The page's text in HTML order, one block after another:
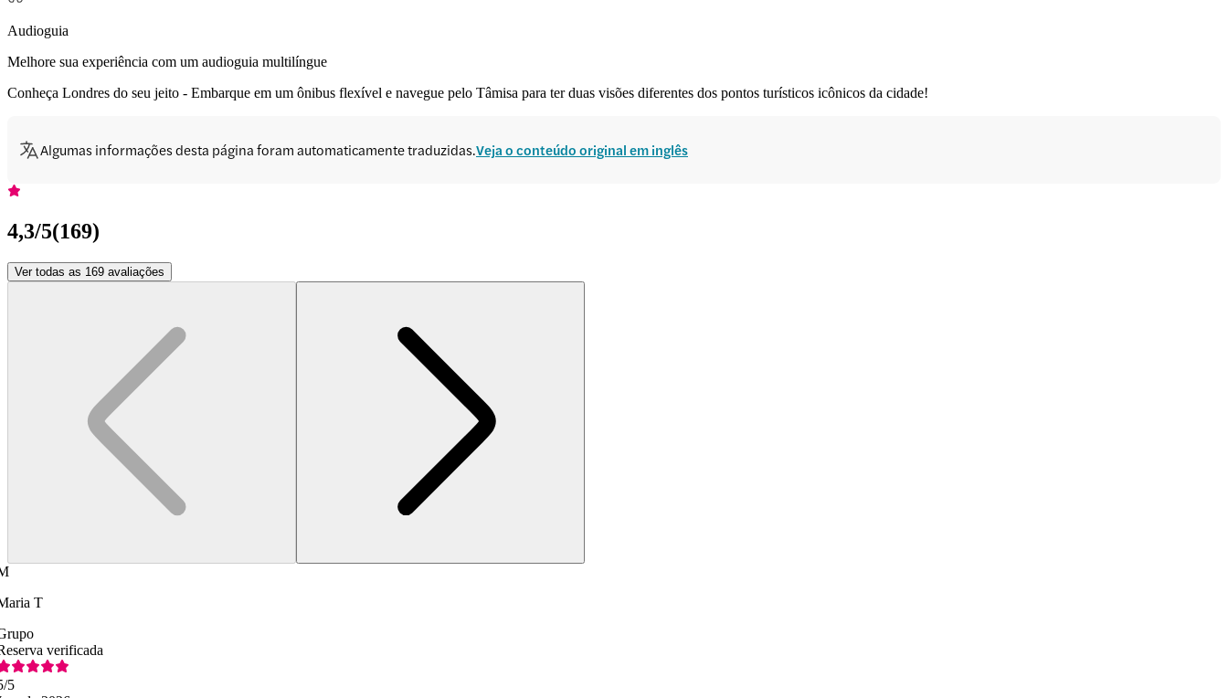
Audioguia
Melhore sua experiência com um audioguia multilíngue
Conheça Londres do seu jeito - Embarque em um ônibus flexível e navegue pelo Tâmisa para ter duas visões diferentes dos pontos turísticos icônicos da cidade!
Algumas informações desta página foram automaticamente traduzidas.Veja o conteúdo original em inglês
4,3/5(169)
Ver todas as 169 avaliações
T
verificada
/5